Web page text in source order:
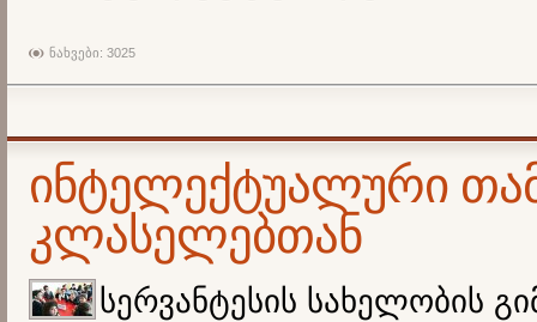
ნახვები: 3025
ინტელექტუალური
კლასელებთან
სერვანტესის სახელობის